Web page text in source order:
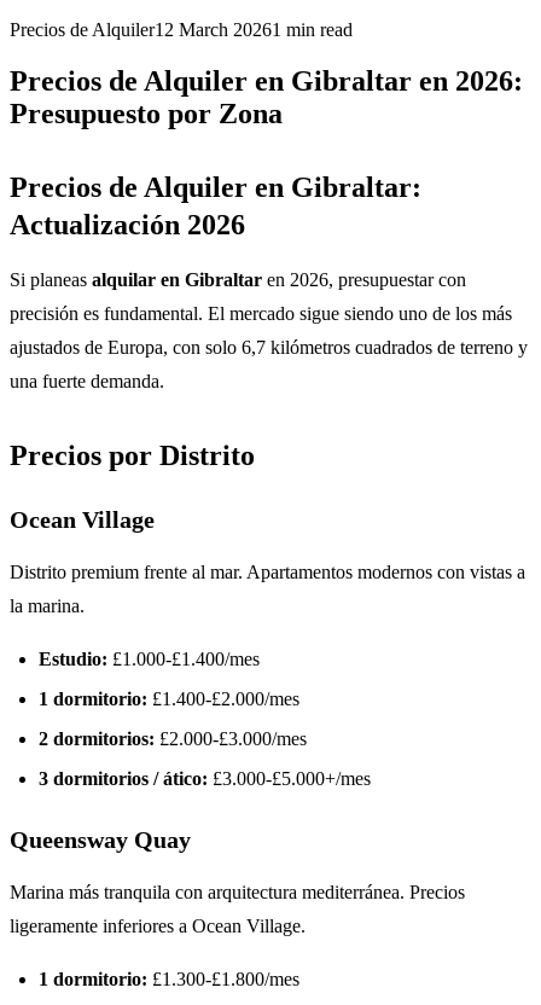
Precios de Alquiler12 March 20261 min read
Precios de Alquiler en Gibraltar en 2026:
Presupuesto por Zona
Precios de Alquiler en Gibraltar:
Actualización 2026
Si planeas alquilar en Gibraltar en 2026, presupuestar con
precisión es fundamental. El mercado sigue siendo uno de los más
ajustados de Europa, con solo 6,7 kilómetros cuadrados de terreno y
una fuerte demanda.
Precios por Distrito
Ocean Village
Distrito premium frente al mar. Apartamentos modernos con vistas a
la marina.
Estudio: £1.000-£1.400/mes
1 dormitorio: £1.400-£2.000/mes
2 dormitorios: £2.000-£3.000/mes
3 dormitorios / ático: £3.000-£5.000+/mes
Queensway Quay
Marina más tranquila con arquitectura mediterránea. Precios
ligeramente inferiores a Ocean Village.
1 dormitorio: £1.300-£1.800/mes